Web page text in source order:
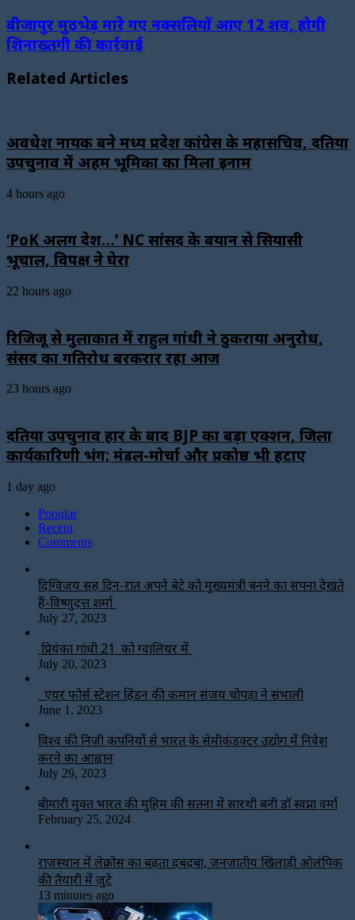
बीजापुर मुठभेड़ मारे गए नक्सलियों आए 12 शव, होगी
शिनाख्तगी की कार्रवाई
Related Articles
अवधेश नायक बने मध्य प्रदेश कांग्रेस के महासचिव, दतिया
उपचुनाव में अहम भूमिका का मिला इनाम
4 hours ago
‘PoK अलग देश…’ NC सांसद के बयान से सियासी
भूचाल, विपक्ष ने घेरा
22 hours ago
रिजिजू से मुलाकात में राहुल गांधी ने ठुकराया अनुरोध,
संसद का गतिरोध बरकरार रहा आज
23 hours ago
दतिया उपचुनाव हार के बाद BJP का बड़ा एक्शन, जिला
कार्यकारिणी भंग; मंडल-मोर्चा और प्रकोष्ठ भी हटाए
1 day ago
Popular
Recent
Comments
दिग्विजय सिंह दिन-रात अपने बेटे को मुख्यमंत्री बनने का सपना देखते
हैं-विष्णुदत्त शर्मा
July 27, 2023
प्रियंका गांधी 21 को ग्वालियर में
July 20, 2023
एयर फोर्स स्टेशन हिंडन की कमान संजय चोपड़ा ने संभाली
June 1, 2023
विश्‍व की निजी कंपनियों से भारत के सेमीकंडक्टर उद्योग में निवेश
करने का आह्वान
July 29, 2023
बीमारी मुक्त भारत की मुहिम की सतना में सारथी बनी डाॅ स्वप्ना वर्मा
February 25, 2024
राजस्थान में लेक्रोस का बढ़ता दबदबा, जनजातीय खिलाड़ी ओलंपिक
की तैयारी में जुटे
13 minutes ago